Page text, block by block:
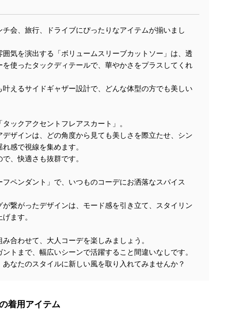
会、旅行、ドライブにぴったりなアイテムが揃いまし
囲気を演出する「ボリュームスリーブカットソー」は、透
を使ったタックディテールで、華やかさをプラスしてくれ
叶えるサイドギャザー設計で、どんな体型の方でも美しい
ックアクセントフレアスカート」。
ザインは、どの角度から見ても美しさを際立たせ、シン
感で視線を集めます。
、快適さも抜群です。
ペンダント」で、いつものコーデにお洒落なスパイス
が繋がったデザインは、モード感を引き立て、スタイリン
ます。
合わせて、大人コーデを楽しみましょう。
トまで、幅広いシーンで活躍すること間違いなしです。
なたのスタイルに新しい風を取り入れてみませんか？
着用アイテム